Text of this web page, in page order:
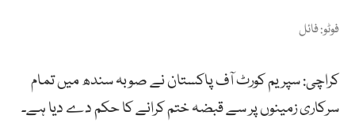
فوٹو: فائل
کراچی: سپریم کورٹ آف پاکستان نے صوبہ سندھ میں تمام
سرکاری زمینوں پر سے قبضہ ختم کرانے کا حکم دے دیا ہے۔